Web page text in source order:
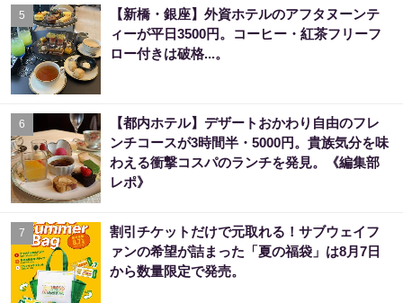
5
【新橋・銀座】外資ホテルのアフタヌーンテ
ィーが平日3500円。コーヒー・紅茶フリーフ
ロー付きは破格...。
6
【都内ホテル】デザートおかわり自由のフレ
ンチコースが3時間半・5000円。貴族気分を味
わえる衝撃コスパのランチを発見。《編集部
レポ》
7
割引チケットだけで元取れる！サブウェイフ
ァンの希望が詰まった「夏の福袋」は8月7日
から数量限定で発売。